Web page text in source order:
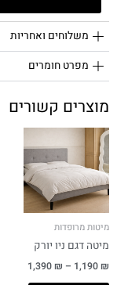
משלוחים ואחריות
מפרט חומרים
מוצרים קשורים
מיטות מרופדות
מיטה דגם ניו יורק
1,190₪
–
1,390₪